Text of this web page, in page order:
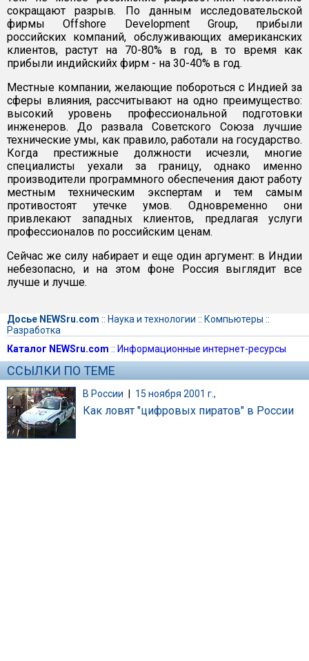
сокращают разрыв. По данным исследовательской
фирмы Offshore Development Group, прибыли
российских компаний, обслуживающих американских
клиентов, растут на 70-80% в год, в то время как
прибыли индийскийх фирм - на 30-40% в год.
Местные компании, желающие побороться с Индией за
сферы влияния, рассчитывают на одно преимущество:
высокий уровень профессиональной подготовки
инженеров. До развала Советского Союза лучшие
технические умы, как правило, работали на государство.
Когда престижные должности исчезли, многие
специалисты уехали за границу, однако именно
производители программного обеспечения дают работу
местным техническим экспертам и тем самым
противостоят утечке умов. Одновременно они
привлекают западных клиентов, предлагая услуги
профессионалов по российским ценам.
Сейчас же силу набирает и еще один аргумент: в Индии
небезопасно, и на этом фоне Россия выглядит все
лучше и лучше.
Досье NEWSru.com :: Наука и технологии :: Компьютеры ::
Разработка
Каталог NEWSru.com :: Информационные интернет-ресурсы
ССЫЛКИ ПО ТЕМЕ
В России | 15 ноября 2001 г.,
Как ловят "цифровых пиратов" в России